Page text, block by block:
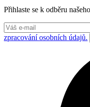
Přihlaste se k odběru
zpracování osobních údajů.